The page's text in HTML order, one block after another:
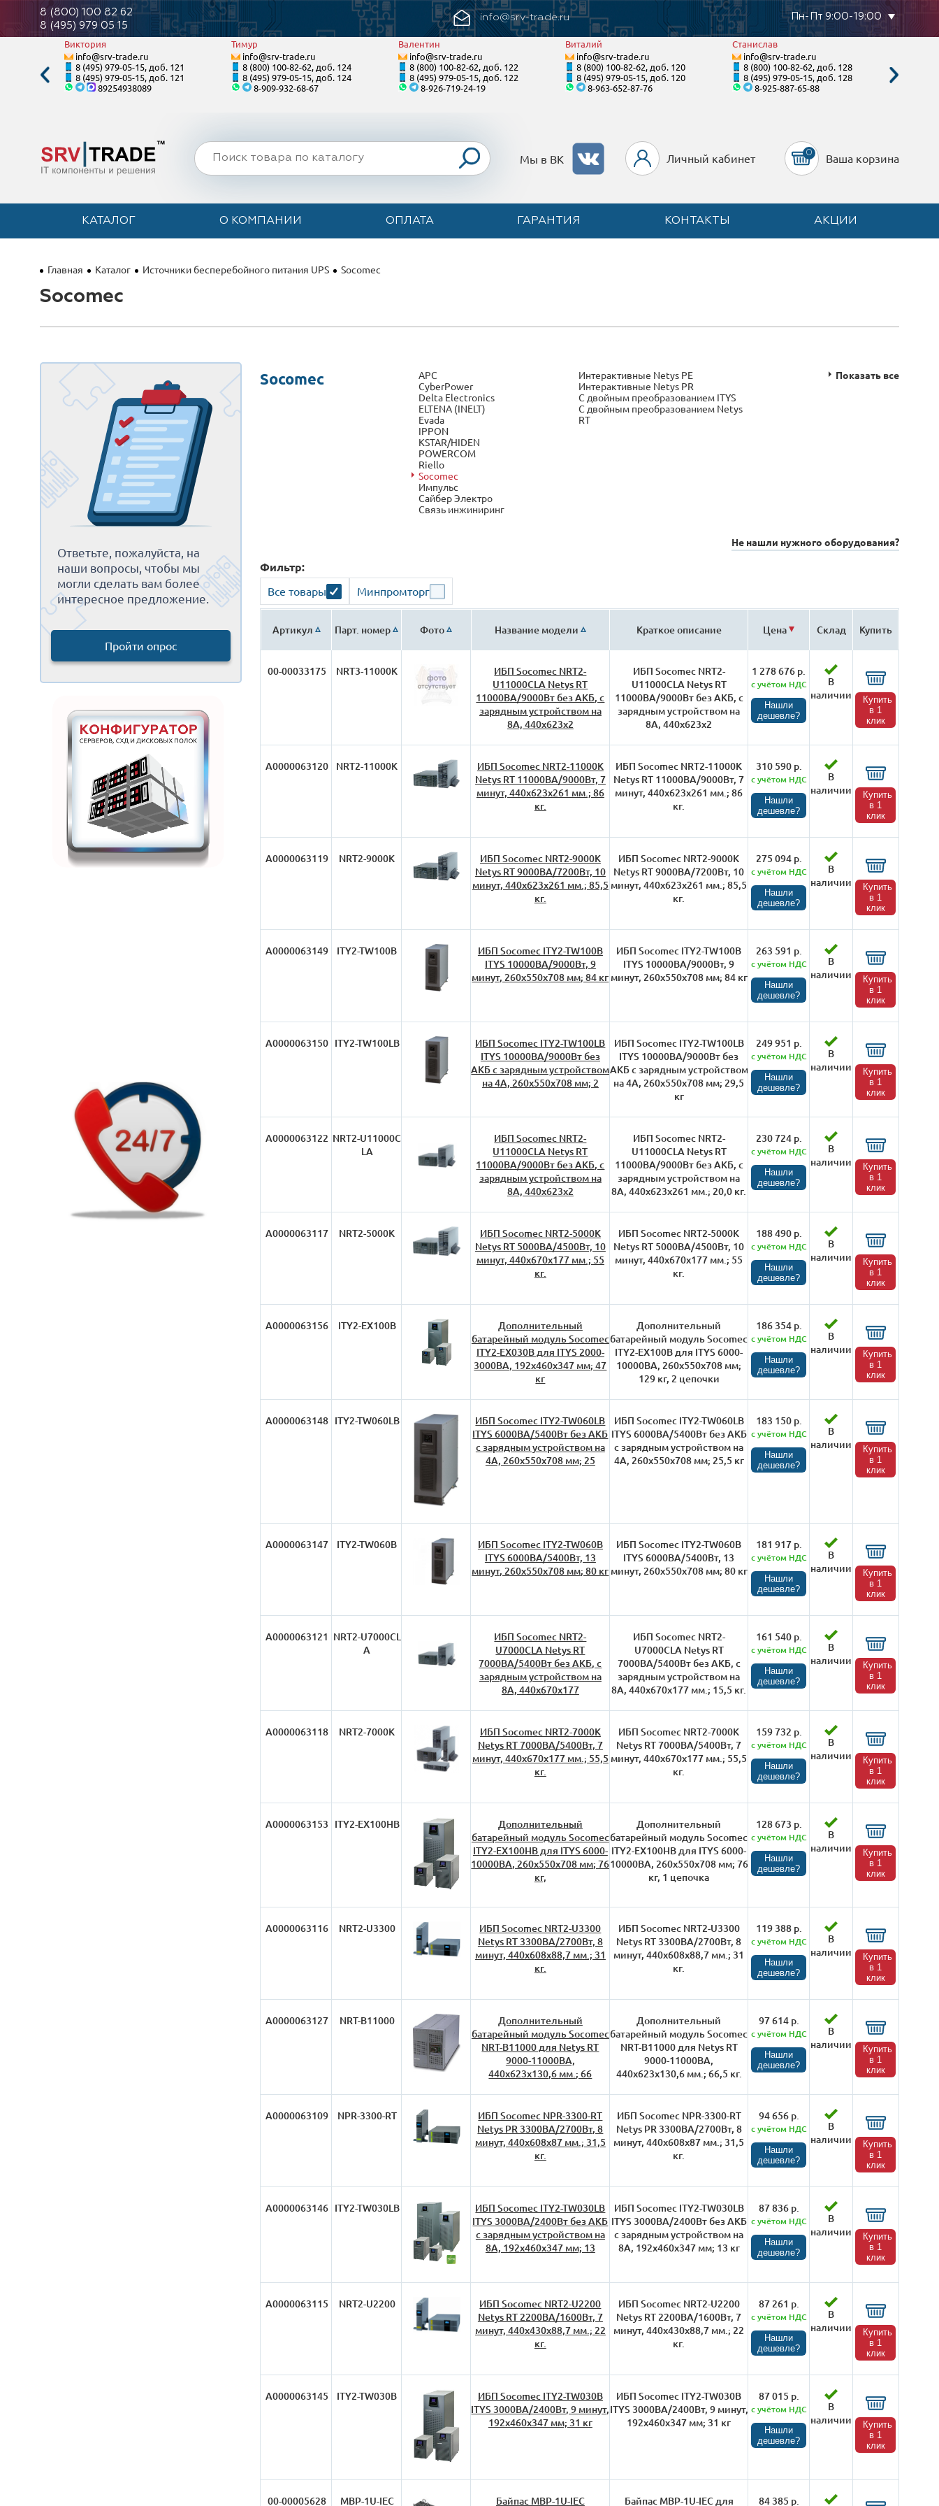
8 (800) 100 82 62
8 (495) 979 05 15
info@srv-trade.ru Пн-Пт 9:00-19:00
Виктория
info@srv-trade.ru
8 (495) 979-05-15, доб. 121
8 (495) 979-05-15, доб. 121
89254938089
Тимур
info@srv-trade.ru
8 (800) 100-82-62, доб. 124
8 (495) 979-05-15, доб. 124
8-909-932-68-67
Валентин
info@srv-trade.ru
8 (800) 100-82-62, доб. 122
8 (495) 979-05-15, доб. 122
8-926-719-24-19
Виталий
info@srv-trade.ru
8 (800) 100-82-62, доб. 120
8 (495) 979-05-15, доб. 120
8-963-652-87-76
Станислав
info@srv-trade.ru
8 (800) 100-82-62, доб. 128
8 (495) 979-05-15, доб. 128
8-925-887-65-88
КАТАЛОГ О КОМПАНИИ ОПЛАТА ГАРАНТИЯ КОНТАКТЫ АКЦИИ
Мы в ВК Личный кабинет 0 Ваша корзина
Главная Каталог Источники бесперебойного питания UPS Socomec
Socomec
Ответьте, пожалуйста, на
наши вопросы, чтобы мы
могли сделать вам более
интересное предложение.
Пройти опрос
Socomec
APC
CyberPower
Delta Electronics
ELTENA (INELT)
Evada
IPPON
KSTAR/HIDEN
POWERCOM
Riello
Socomec
Импульс
Сайбер Электро
Связь инжиниринг
Интерактивные Netys PE
Интерактивные Netys PR
С двойным преобразованием ITYS
С двойным преобразованием Netys
RT
Показать все
Не нашли нужного оборудования?
Фильтр:
Все товары Минпромторг
Артикул Парт. номер Фото Название модели Краткое описание Цена Склад Купить
00-00033175 NRT3-11000K
ИБП Socomec NRT2-
U11000CLA Netys RT
11000ВА/9000Вт без АКБ, с
зарядным устройством на
8А, 440х623х2
ИБП Socomec NRT2-
U11000CLA Netys RT
11000ВА/9000Вт без АКБ, с
зарядным устройством на
8А, 440х623х2
1 278 676 р.
с учётом НДС
Нашли
дешевле?
В
наличии
Купить
в 1
клик
А0000063120 NRT2-11000K
ИБП Socomec NRT2-11000K
Netys RT 11000ВА/9000Вт, 7
минут, 440х623х261 мм.; 86
кг.
ИБП Socomec NRT2-11000K
Netys RT 11000ВА/9000Вт, 7
минут, 440х623х261 мм.; 86
кг.
310 590 р.
с учётом НДС
Нашли
дешевле?
В
наличии
Купить
в 1
клик
А0000063119 NRT2-9000K
ИБП Socomec NRT2-9000K
Netys RT 9000ВА/7200Вт, 10
минут, 440х623х261 мм.; 85,5
кг.
ИБП Socomec NRT2-9000K
Netys RT 9000ВА/7200Вт, 10
минут, 440х623х261 мм.; 85,5
кг.
275 094 р.
с учётом НДС
Нашли
дешевле?
В
наличии
Купить
в 1
клик
А0000063149 ITY2-TW100B
ИБП Socomec ITY2-TW100B
ITYS 10000ВА/9000Вт, 9
минут, 260х550х708 мм; 84 кг
ИБП Socomec ITY2-TW100B
ITYS 10000ВА/9000Вт, 9
минут, 260х550х708 мм; 84 кг
263 591 р.
с учётом НДС
Нашли
дешевле?
В
наличии
Купить
в 1
клик
А0000063150 ITY2-TW100LB
ИБП Socomec ITY2-TW100LB
ITYS 10000ВА/9000Вт без
АКБ с зарядным устройством
на 4А, 260х550х708 мм; 2
ИБП Socomec ITY2-TW100LB
ITYS 10000ВА/9000Вт без
АКБ с зарядным устройством
на 4А, 260х550х708 мм; 29,5
кг
249 951 р.
с учётом НДС
Нашли
дешевле?
В
наличии
Купить
в 1
клик
А0000063122 NRT2-U11000C
LA
ИБП Socomec NRT2-
U11000CLA Netys RT
11000ВА/9000Вт без АКБ, с
зарядным устройством на
8А, 440х623х2
ИБП Socomec NRT2-
U11000CLA Netys RT
11000ВА/9000Вт без АКБ, с
зарядным устройством на
8А, 440х623х261 мм.; 20,0 кг.
230 724 р.
с учётом НДС
Нашли
дешевле?
В
наличии
Купить
в 1
клик
А0000063117 NRT2-5000K
ИБП Socomec NRT2-5000K
Netys RT 5000ВА/4500Вт, 10
минут, 440х670х177 мм.; 55
кг.
ИБП Socomec NRT2-5000K
Netys RT 5000ВА/4500Вт, 10
минут, 440х670х177 мм.; 55
кг.
188 490 р.
с учётом НДС
Нашли
дешевле?
В
наличии
Купить
в 1
клик
А0000063156 ITY2-EX100B
Дополнительный
батарейный модуль Socomec
ITY2-EX030B для ITYS 2000-
3000ВА, 192х460х347 мм; 47
кг
Дополнительный
батарейный модуль Socomec
ITY2-EX100B для ITYS 6000-
10000ВА, 260х550х708 мм;
129 кг, 2 цепочки
186 354 р.
с учётом НДС
Нашли
дешевле?
В
наличии
Купить
в 1
клик
А0000063148 ITY2-TW060LB
ИБП Socomec ITY2-TW060LB
ITYS 6000ВА/5400Вт без АКБ
с зарядным устройством на
4А, 260х550х708 мм; 25
ИБП Socomec ITY2-TW060LB
ITYS 6000ВА/5400Вт без АКБ
с зарядным устройством на
4А, 260х550х708 мм; 25,5 кг
183 150 р.
с учётом НДС
Нашли
дешевле?
В
наличии
Купить
в 1
клик
А0000063147 ITY2-TW060B
ИБП Socomec ITY2-TW060B
ITYS 6000ВА/5400Вт, 13
минут, 260х550х708 мм; 80 кг
ИБП Socomec ITY2-TW060B
ITYS 6000ВА/5400Вт, 13
минут, 260х550х708 мм; 80 кг
181 917 р.
с учётом НДС
Нашли
дешевле?
В
наличии
Купить
в 1
клик
А0000063121 NRT2-U7000CL
A
ИБП Socomec NRT2-
U7000CLA Netys RT
7000ВА/5400Вт без АКБ, с
зарядным устройством на
8А, 440х670х177
ИБП Socomec NRT2-
U7000CLA Netys RT
7000ВА/5400Вт без АКБ, с
зарядным устройством на
8А, 440х670х177 мм.; 15,5 кг.
161 540 р.
с учётом НДС
Нашли
дешевле?
В
наличии
Купить
в 1
клик
А0000063118 NRT2-7000K
ИБП Socomec NRT2-7000K
Netys RT 7000ВА/5400Вт, 7
минут, 440х670х177 мм.; 55,5
кг.
ИБП Socomec NRT2-7000K
Netys RT 7000ВА/5400Вт, 7
минут, 440х670х177 мм.; 55,5
кг.
159 732 р.
с учётом НДС
Нашли
дешевле?
В
наличии
Купить
в 1
клик
А0000063153 ITY2-EX100HB
Дополнительный
батарейный модуль Socomec
ITY2-EX100HB для ITYS 6000-
10000ВА, 260х550х708 мм; 76
кг,
Дополнительный
батарейный модуль Socomec
ITY2-EX100HB для ITYS 6000-
10000ВА, 260х550х708 мм; 76
кг, 1 цепочка
128 673 р.
с учётом НДС
Нашли
дешевле?
В
наличии
Купить
в 1
клик
А0000063116 NRT2-U3300
ИБП Socomec NRT2-U3300
Netys RT 3300ВА/2700Вт, 8
минут, 440х608х88,7 мм.; 31
кг.
ИБП Socomec NRT2-U3300
Netys RT 3300ВА/2700Вт, 8
минут, 440х608х88,7 мм.; 31
кг.
119 388 р.
с учётом НДС
Нашли
дешевле?
В
наличии
Купить
в 1
клик
А0000063127 NRT-B11000
Дополнительный
батарейный модуль Socomec
NRT-B11000 для Netys RT
9000-11000ВА,
440х623х130,6 мм.; 66
Дополнительный
батарейный модуль Socomec
NRT-B11000 для Netys RT
9000-11000ВА,
440х623х130,6 мм.; 66,5 кг.
97 614 р.
с учётом НДС
Нашли
дешевле?
В
наличии
Купить
в 1
клик
А0000063109 NPR-3300-RT
ИБП Socomec NPR-3300-RT
Netys PR 3300ВА/2700Вт, 8
минут, 440х608х87 мм.; 31,5
кг.
ИБП Socomec NPR-3300-RT
Netys PR 3300ВА/2700Вт, 8
минут, 440х608х87 мм.; 31,5
кг.
94 656 р.
с учётом НДС
Нашли
дешевле?
В
наличии
Купить
в 1
клик
А0000063146 ITY2-TW030LB
ИБП Socomec ITY2-TW030LB
ITYS 3000ВА/2400Вт без АКБ
с зарядным устройством на
8А, 192х460х347 мм; 13
ИБП Socomec ITY2-TW030LB
ITYS 3000ВА/2400Вт без АКБ
с зарядным устройством на
8А, 192х460х347 мм; 13 кг
87 836 р.
с учётом НДС
Нашли
дешевле?
В
наличии
Купить
в 1
клик
А0000063115 NRT2-U2200
ИБП Socomec NRT2-U2200
Netys RT 2200ВА/1600Вт, 7
минут, 440х430х88,7 мм.; 22
кг.
ИБП Socomec NRT2-U2200
Netys RT 2200ВА/1600Вт, 7
минут, 440х430х88,7 мм.; 22
кг.
87 261 р.
с учётом НДС
Нашли
дешевле?
В
наличии
Купить
в 1
клик
А0000063145 ITY2-TW030B
ИБП Socomec ITY2-TW030B
ITYS 3000ВА/2400Вт, 9 минут,
192х460х347 мм; 31 кг
ИБП Socomec ITY2-TW030B
ITYS 3000ВА/2400Вт, 9 минут,
192х460х347 мм; 31 кг
87 015 р.
с учётом НДС
Нашли
дешевле?
В
наличии
Купить
в 1
клик
00-00005628 MBP-1U-IEC Байпас MBP-1U-IEC Байпас MBP-1U-IEC для 84 385 р.